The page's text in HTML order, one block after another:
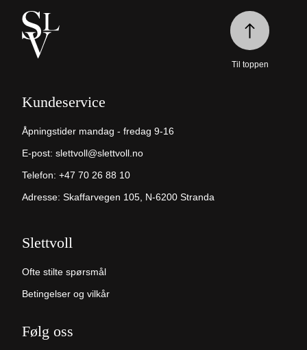
Kundeservice
Åpningstider mandag - fredag 9-16
E-post: slettvoll@slettvoll.no
Telefon: +47 70 26 88 10
Adresse: Skaffarvegen 105, N-6200 Stranda
Slettvoll
Ofte stilte spørsmål
Betingelser og vilkår
Følg oss
Til toppen